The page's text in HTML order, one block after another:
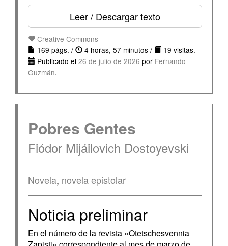
Leer / Descargar texto
Creative Commons
169 págs. /
4 horas, 57 minutos /
19 visitas.
Publicado el 26 de julio de 2026 por Fernando
Guzmán.
Pobres Gentes
Fiódor Mijáilovich Dostoyevski
Novela, novela epistolar
Noticia preliminar
En el número de la revista «Otetschesvennia